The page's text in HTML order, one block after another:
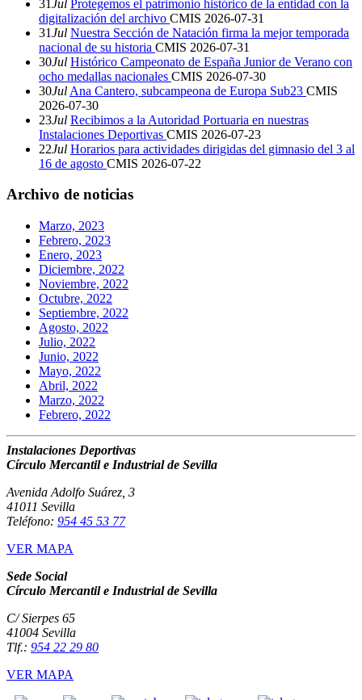
31Jul Protegemos el patrimonio histórico de la entidad con la
digitalización del archivo CMIS 2026-07-31
31Jul Nuestra Sección de Natación firma la mejor temporada
nacional de su historia CMIS 2026-07-31
30Jul Histórico Campeonato de España Junior de Verano con
ocho medallas nacionales CMIS 2026-07-30
30Jul Ana Cantero, subcampeona de Europa Sub23 CMIS
2026-07-30
23Jul Recibimos a la Autoridad Portuaria en nuestras
Instalaciones Deportivas CMIS 2026-07-23
22Jul Horarios para actividades dirigidas del gimnasio del 3 al
16 de agosto CMIS 2026-07-22
Archivo de noticias
Marzo, 2023
Febrero, 2023
Enero, 2023
Diciembre, 2022
Noviembre, 2022
Octubre, 2022
Septiembre, 2022
Agosto, 2022
Julio, 2022
Junio, 2022
Mayo, 2022
Abril, 2022
Marzo, 2022
Febrero, 2022
Instalaciones Deportivas
Círculo Mercantil e Industrial de Sevilla
Avenida Adolfo Suárez, 3
41011 Sevilla
Teléfono: 954 45 53 77
VER MAPA
Sede Social
Círculo Mercantil e Industrial de Sevilla
C/ Sierpes 65
41004 Sevilla
Tlf.: 954 22 29 80
VER MAPA